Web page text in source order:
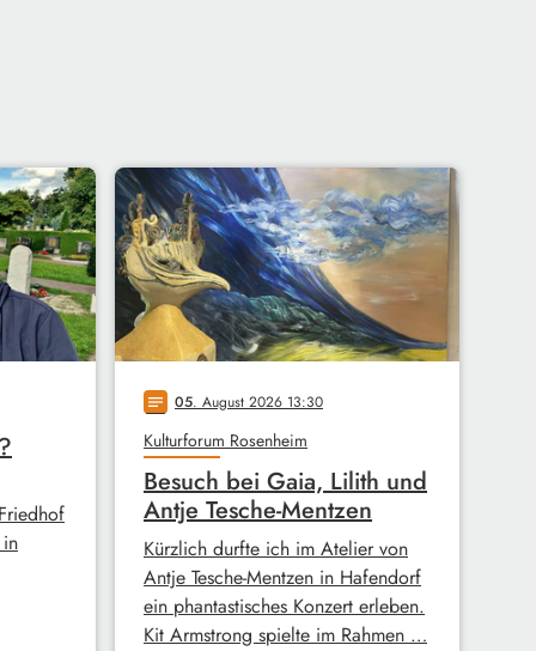
notes 05. August 2026 13:30
Kulturforum Rosenheim
Besuch bei Gaia, Lilith und
Antje Tesche-Mentzen
Kürzlich durfte ich im Atelier von
Antje Tesche-Mentzen in Hafendorf
ein phantastisches Konzert erleben.
Kit Armstrong spielte im Rahmen …